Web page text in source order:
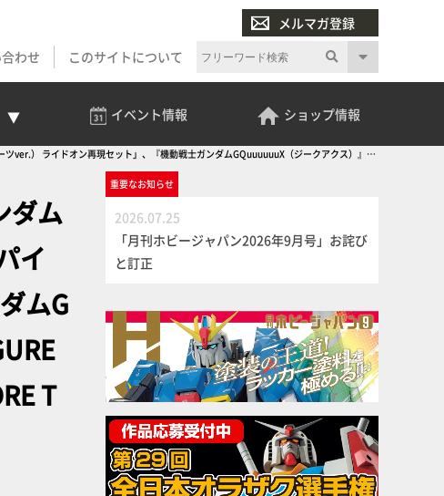
メルマガ登録
わせ このサイトについて
イベント情報 ショップ情報
ver.） ライドオン再現セット」、『機動戦士ガンダムGQuuuuuuX（ジークアクス）』商
ダム
イ
ムG
T
重要なお知らせ
2026.07.25
「月刊ホビージャパン2026年9月号」お詫び
と訂正